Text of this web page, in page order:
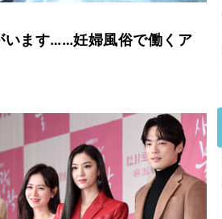
います……妊婦風俗で働くア